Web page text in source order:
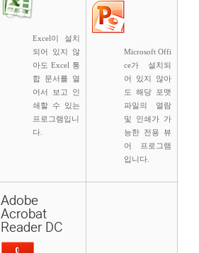
Excel이 설치
되어 있지 않
아도 Excel 통
합 문서를 열
어서 보고 인
쇄할 수 있는
프로그램입니
다.
Microsoft Offi
ce가 설치되
어 있지 않아
도 해당 포맷
파일의 열람
및 인쇄가 가
능한 전용 뷰
어 프로그램
입니다.
Adobe
Acrobat
Reader DC